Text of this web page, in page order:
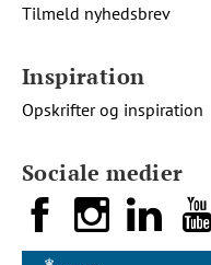
Sociale medier
Tilmeld nyhedsbrev
Inspiration
Opskrifter og inspiration